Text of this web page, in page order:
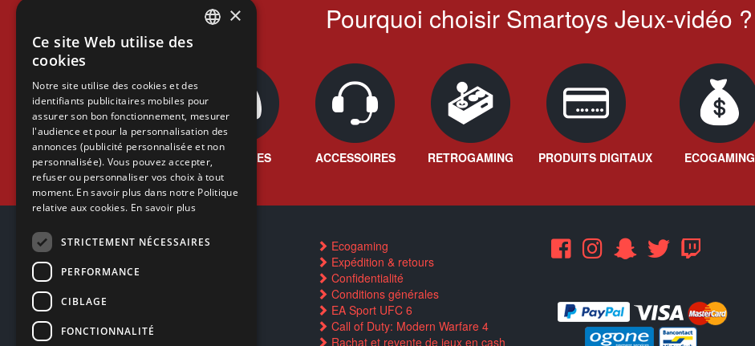
Pourquoi choisir Smartoys Jeux-vidéo ?
JEUX VIDÉO CONSOLES ACCESSOIRES RETROGAMING PRODUITS DIGITAUX ECOGAMING
Contactez-nous
Trouver un magasin
Rachat cartes Pokémon
Réservation par SMS
Restauration CD griffés
Ecogaming
Expédition & retours
Confidentialité
Conditions générales
EA Sport UFC 6
Call of Duty: Modern Warfare 4
Rachat et revente de jeux en cash
ENGLISH
×
Ce site Web utilise des
cookies
Notre site utilise des cookies et des
identifiants publicitaires mobiles pour
assurer son bon fonctionnement, mesurer
l'audience et pour la personnalisation des
annonces (publicité personnalisée et non
personnalisée). Vous pouvez accepter,
refuser ou personnaliser vos choix à tout
moment. En savoir plus dans notre Politique
relative aux cookies. En savoir plus
STRICTEMENT NÉCESSAIRES
PERFORMANCE
CIBLAGE
FONCTIONNALITÉ